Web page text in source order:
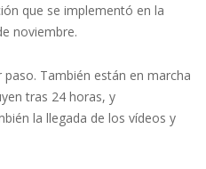
que se implementó en la
noviembre.
También están en marcha
tras 24 horas, y
la llegada de los vídeos y